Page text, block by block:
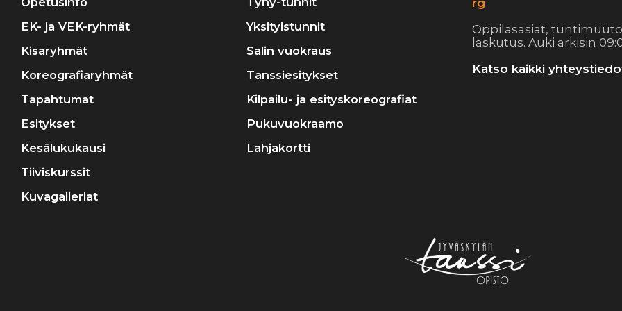
EK- ja VEK-ryhmät
Kisaryhmät
Koreografiaryhmät
Tapahtumat
Esitykset
Kesälukukausi
Tiiviskurssit
Kuvagalleriat
Yksityistunnit
Salin vuokraus
Tanssiesitykset
Kilpailu- ja esityskoreografiat
Pukuvuokraamo
Lahjakortti
rg
Oppilasasiat,
laskutus. Auki arkisin
Katso kaikki